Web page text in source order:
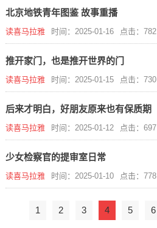
北京地铁青年图鉴 故事重播
读喜马拉雅 时间：2025-01-16 点击：782
推开家门，也是推开世界的门
读喜马拉雅 时间：2025-01-15 点击：730
后来才明白，好朋友原来也有保质期
读喜马拉雅 时间：2025-01-12 点击：697
少女检察官的提审室日常
读喜马拉雅 时间：2025-01-10 点击：778
1 2 3 4 5 6